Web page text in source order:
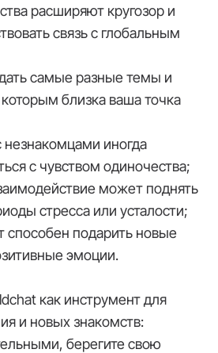
расширяют кругозор и
связь с глобальным
самые разные темы и
близка ваша точка
незнакомцами иногда
с чувством одиночества;
может поднять
стресса или усталости;
способен подарить новые
эмоции.
как инструмент для
и новых знакомств:
берегите свою